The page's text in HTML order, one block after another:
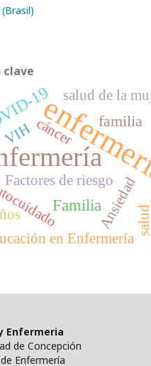
clave
Familia
19 familia
Ansiedad
en Enfermería
Factores de riesgo
salud de la
VIH cáncer
Enfermeria
de Concepción
Enfermería